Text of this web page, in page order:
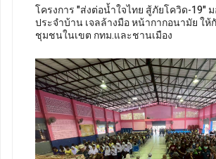
โครงการ "ส่งต่อน้ำใจไทย สู้ภัยโควิด-19"
ประจำบ้าน เจลล้างมือ หน้ากากอนามัย ใ
ชุมชนในเขต กทม.และชานเมือง